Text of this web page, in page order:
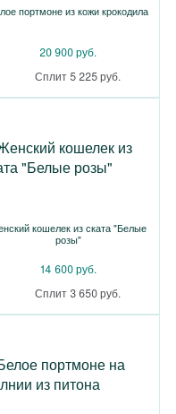
портмоне из кожи крокодила
20 900 руб.
Сплит 5 225 руб.
кошелек из ската "Белые
розы"
14 600 руб.
Сплит 3 650 руб.